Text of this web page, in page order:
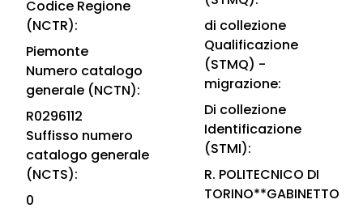
Codice Regione
(NCTR):
Piemonte
Numero catalogo
generale (NCTN):
R0296112
Suffisso numero
catalogo generale
(NCTS):
0
di collezione
Qualificazione
(STMQ) -
migrazione:
Di collezione
Identificazione
(STMI):
R. POLITECNICO DI
TORINO**GABINETTO